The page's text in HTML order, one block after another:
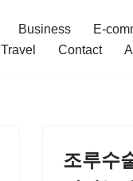
Business E-
Travel Contact
조루수